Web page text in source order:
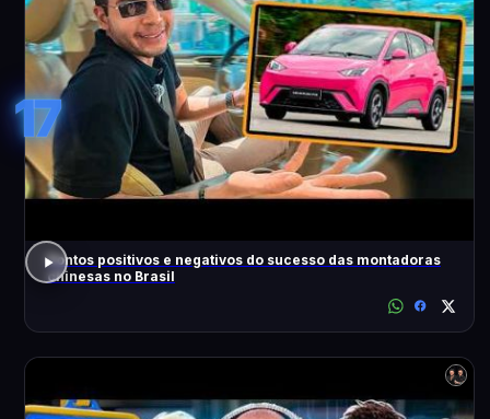
17
Pontos positivos e negativos do sucesso das montadoras
chinesas no Brasil